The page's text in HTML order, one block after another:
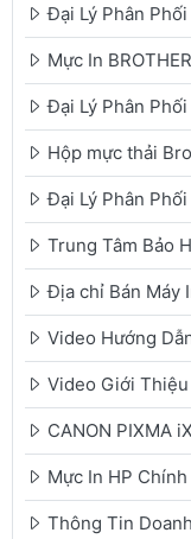
Đại Lý Phân
Mực In
Đại Lý Phân
Hộp mực thải
Đại Lý Phân
Trung Tâm Bảo
Địa chỉ Bán Máy
Video Hướng
Video Giới Thiệu
CANON PIXMA
Mực In HP Chính
Thông Tin